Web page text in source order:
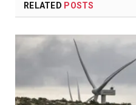
RELATED POSTS